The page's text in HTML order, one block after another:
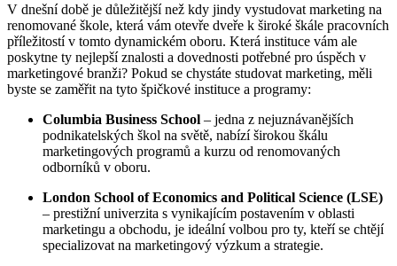
V dnešní době je důležitější než kdy jindy vystudovat marketing na
renomované škole, která vám otevře dveře k široké škále pracovních
příležitostí v tomto dynamickém oboru. Která instituce vám ale
poskytne ty nejlepší znalosti a dovednosti potřebné pro úspěch v
marketingové branži? Pokud se chystáte studovat marketing, měli
byste se zaměřit na tyto špičkové instituce a programy:
Columbia Business School – jedna z nejuznávanějších
podnikatelských škol na světě, nabízí širokou škálu
marketingových programů a kurzu od renomovaných
odborníků v oboru.
London School of Economics and Political Science (LSE)
– prestižní univerzita s vynikajícím postavením v oblasti
marketingu a obchodu, je ideální volbou pro ty, kteří se chtějí
specializovat na marketingový výzkum a strategie.